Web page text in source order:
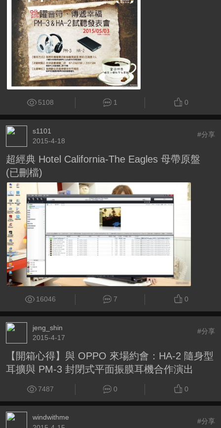
5108 1 0
s1101
2015-4-18
#分享
超經典 Hotel California-The Eagles 母帶原盤
(已刪檔)
16046 7 0
jeng_shin
2015-4-17
#分享
【開箱心得】與 OPPO 來場約會：HA-2 隨身型
耳擴與 PM-3 封閉式平面振膜耳機合作演出
7487 0 0
windwithme
#分享